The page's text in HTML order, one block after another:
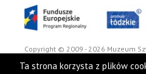
Copyright © 2009 - 2026 Muzeum
Ta strona korzysta z plików